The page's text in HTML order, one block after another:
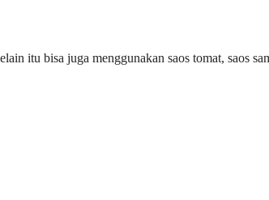
itu bisa juga menggunakan saos tomat, saos